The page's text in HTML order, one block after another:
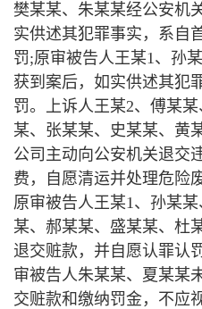
樊某某、朱某某经公安机
实供述其犯罪事实，系自
罚;原审被告人王某1、孙
获到案后，如实供述其犯
罚。上诉人王某2、傅某
某、张某某、史某某、黄
公司主动向公安机关退交
费，自愿清运并处理危险
原审被告人王某1、孙某
某、郝某某、盛某某、杜
退交赃款，并自愿认罪认
审被告人朱某某、夏某某
交赃款和缴纳罚金，不应